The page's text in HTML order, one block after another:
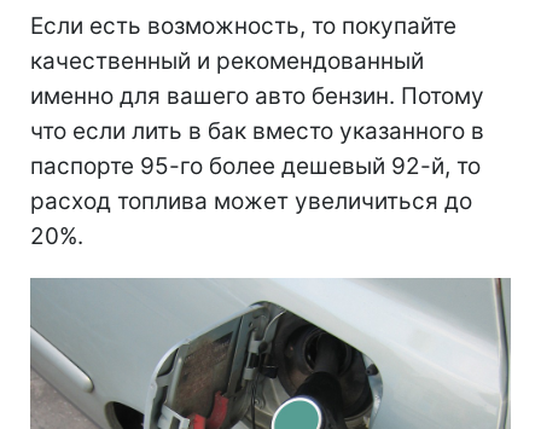
Если есть возможность, то покупайте
качественный и рекомендованный
именно для вашего авто бензин. Потому
что если лить в бак вместо указанного в
паспорте 95-го более дешевый 92-й, то
расход топлива может увеличиться до
20%.